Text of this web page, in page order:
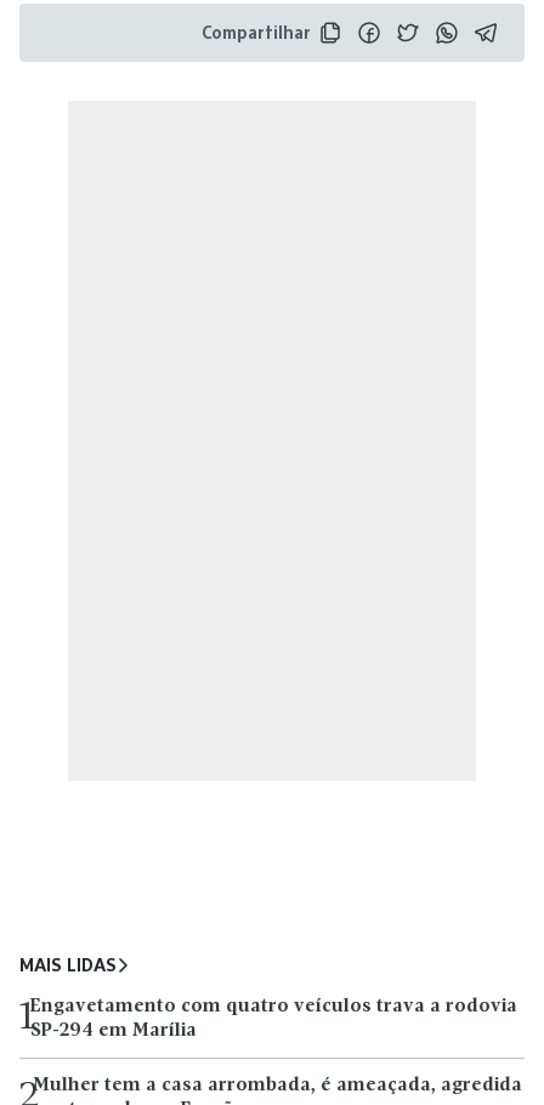
Compartilhar
MAIS LIDAS
1Engavetamento com quatro veículos trava a rodovia
SP-294 em Marília
Mulher tem a casa arrombada, é ameaçada, agredida